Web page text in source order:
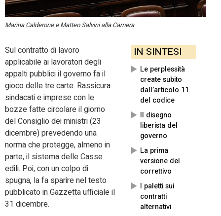
Marina Calderone e Matteo Salvini alla Camera
IN SINTESI
Le perplessità
create subito
dall’articolo 11
del codice
Il disegno
liberista del
governo
La prima
versione del
correttivo
I paletti sui
contratti
alternativi
Sul contratto di lavoro
applicabile ai lavoratori degli
appalti pubblici il governo fa il
gioco delle tre carte. Rassicura
sindacati e imprese con le
bozze fatte circolare il giorno
del Consiglio dei ministri (23
dicembre) prevedendo una
norma che protegge, almeno in
parte, il sistema delle Casse
edili. Poi, con un colpo di
spugna, la fa sparire nel testo
pubblicato in Gazzetta ufficiale il
31 dicembre.